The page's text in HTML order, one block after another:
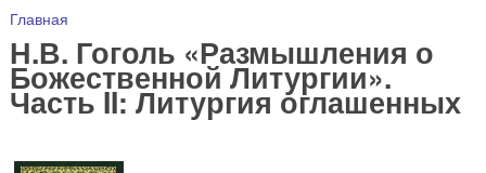
Вы здесь
Главная
Н.В. Гоголь «Размышления о
Божественной Литургии».
Часть II: Литургия оглашенных